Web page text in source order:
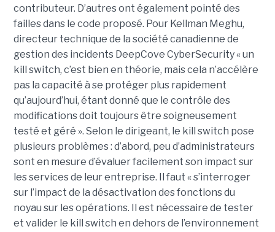
contributeur. D’autres ont également pointé des
failles dans le code proposé. Pour Kellman Meghu,
directeur technique de la société canadienne de
gestion des incidents DeepCove CyberSecurity « un
kill switch, c’est bien en théorie, mais cela n’accélère
pas la capacité à se protéger plus rapidement
qu’aujourd’hui, étant donné que le contrôle des
modifications doit toujours être soigneusement
testé et géré ». Selon le dirigeant, le kill switch pose
plusieurs problèmes : d’abord, peu d’administrateurs
sont en mesure d’évaluer facilement son impact sur
les services de leur entreprise. Il faut « s’interroger
sur l’impact de la désactivation des fonctions du
noyau sur les opérations. Il est nécessaire de tester
et valider le kill switch en dehors de l’environnement